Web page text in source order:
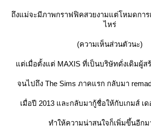
ถึงแม่จะมีภาพกราฟฟิคสวยงามแต่โหมดการ
ไหร่
(ความเห็นส่วนตัวนะ)
ต่เมื่อตั้งแต่ MAXIS ที่เป็นบริษัทดั่งเดิมผู้สร้
จนไปถึง The Sims ภาคแรก กลับมา
เมื่อปี 2013 และกลับมากู้ชื่อให้กับเกมส์ เ
ทำให้ความน่าสนใจก็เพิ่มขึ้นอีก